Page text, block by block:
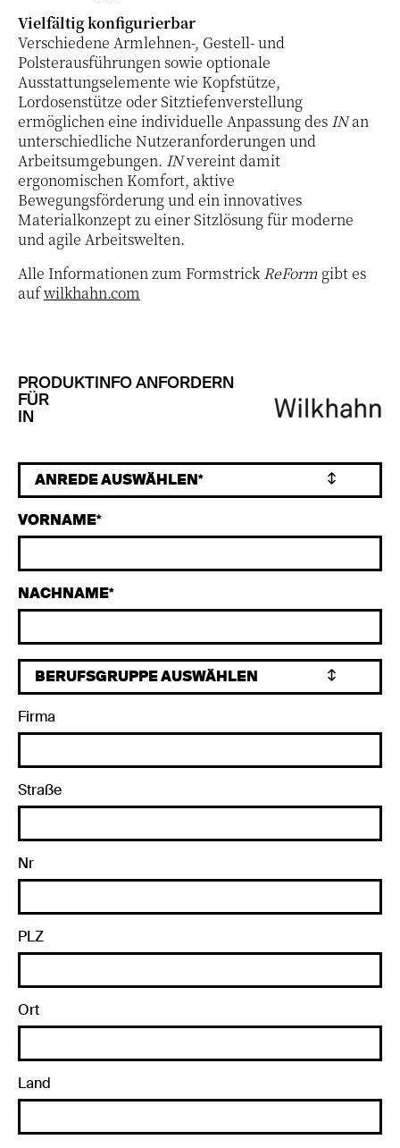
Vielfältig konfigurierbar
Verschiedene Armlehnen-, Gestell- und
Polsterausführungen sowie optionale
Ausstattungselemente wie Kopfstütze,
Lordosenstütze oder Sitztiefenverstellung
ermöglichen eine individuelle Anpassung des INan
unterschiedliche Nutzeranforderungen und
Arbeitsumgebungen. INvereint damit
ergonomischen Komfort, aktive
Bewegungsförderung und ein innovatives
Materialkonzept zu einer Sitzlösung für moderne
und agile Arbeitswelten.
Alle Informationen zum FormstrickReForm gibt es
aufwilkhahn.com
PRODUKTINFO ANFORDERN
FÜR
IN
VORNAME
NACHNAME
Firma
Straße
Nr
PLZ
Ort
Land